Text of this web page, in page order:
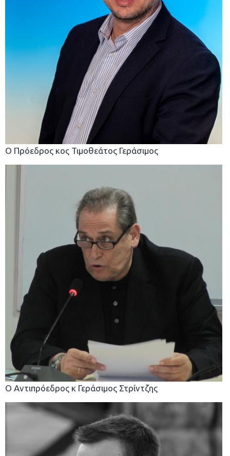
O Πρόεδρος κος Τιμοθεάτος Γεράσιμος
Ο Αντιπρόεδρος κ Γεράσιμος Στρίντζης